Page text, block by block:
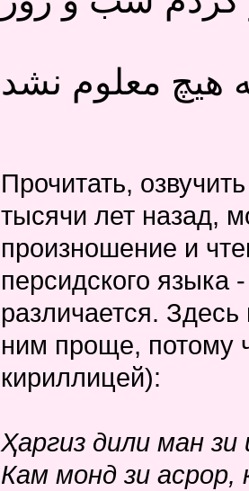
هیچ معلوم نشد
Прочитать,
тысячи лет назад,
произношение и
персидского языка
различается.
ним проще, потому
кириллицей):
Ҳаргиз дили ман
Кам монд зи